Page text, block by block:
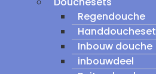
Regendouche
Handdoucheset
Inbouw douche
inbouwdeel